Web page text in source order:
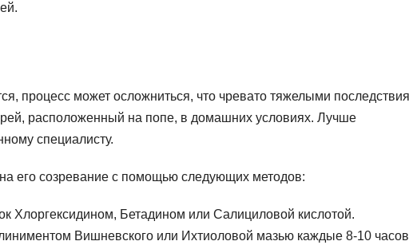
процесс может осложниться, что чревато тяжелыми
расположенный на попе, в домашних условиях. Лучше
специалисту.
его созревание с помощью следующих методов:
Хлоргексидином, Бетадином или Салициловой кислотой.
Вишневского или Ихтиоловой мазью каждые 8-10